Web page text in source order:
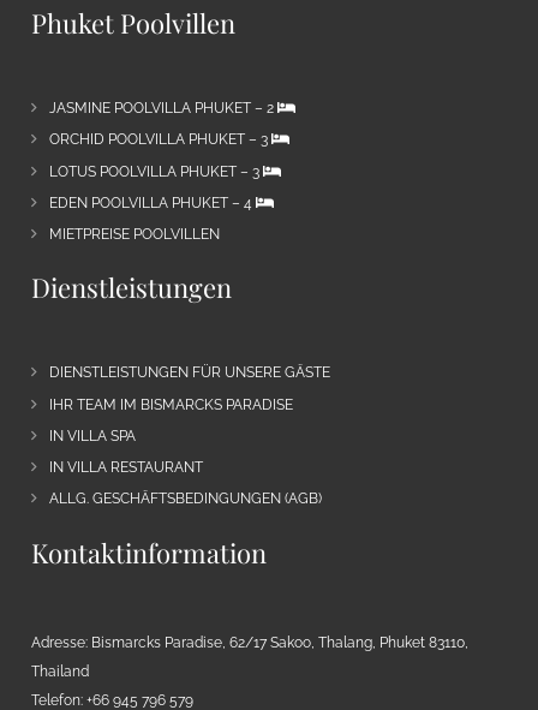
Phuket Poolvillen
JASMINE POOLVILLA PHUKET – 2
ORCHID POOLVILLA PHUKET – 3
LOTUS POOLVILLA PHUKET – 3
EDEN POOLVILLA PHUKET – 4
MIETPREISE POOLVILLEN
Dienstleistungen
DIENSTLEISTUNGEN FÜR UNSERE GÄSTE
IHR TEAM IM BISMARCKS PARADISE
IN VILLA SPA
IN VILLA RESTAURANT
ALLG. GESCHÄFTSBEDINGUNGEN (AGB)
Kontaktinformation
Adresse: Bismarcks Paradise, 62/17 Sakoo, Thalang, Phuket 83110,
Thailand
Telefon: +66 945 796 579